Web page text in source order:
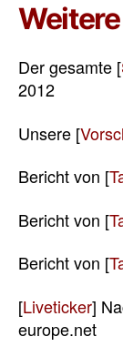
Der gesamte [
2012
Unsere [
Bericht von [
Bericht von [
Bericht von [
[Liveticker]
europe.net